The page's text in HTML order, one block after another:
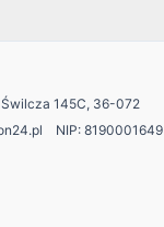
145C, 36-072
NIP: 8190001649